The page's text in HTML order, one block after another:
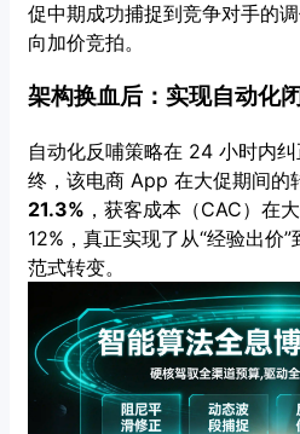
促中期成功捕捉到竞争对手的
向加价竞拍。
架构换血后：实现自动化
自动化反哺策略在 24 小时内
终，该电商 App 在大促期间的
21.3% ，获客成本（CAC）在
12%，真正实现了从“经验出价
范式转变。